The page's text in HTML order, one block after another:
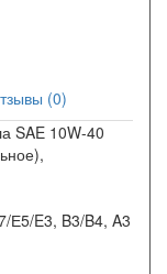
(0)
SAE 10W-40
),
Е5/E3, B3/B4, A3